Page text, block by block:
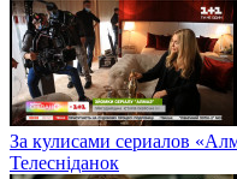
За кулисами сериалов
Телесніданок